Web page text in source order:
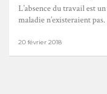
L’absence du travail est
maladie n’existeraient
20 février 2018